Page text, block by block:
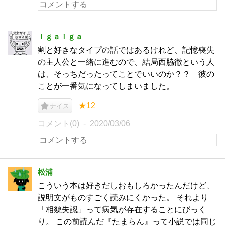
ｉｇａｉｇａ
割と好きなタイプの話ではあるけれど、記憶喪失
の主人公と一緒に進むので、結局西脇徹という人
は、そっちだったってことでいいのか？？ 彼の
ことが一番気になってしまいました。
ナイス ★12
コメント(0) 2020/03/06
松浦
こういう本は好きだしおもしろかったんだけど、
説明文がものすごく読みにくかった。 それより
「相貌失認」って病気が存在することにびっく
り。 この前読んだ『たまらん』って小説では同じ